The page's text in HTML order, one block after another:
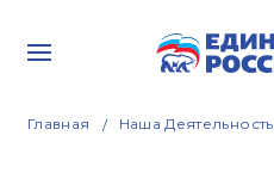
Главная Наша Деятельность